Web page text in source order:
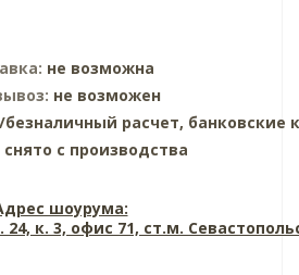
не возможна
не возможен
расчет, банковские
снято с производства
шоурума:
к. 3, офис 71, ст.м.